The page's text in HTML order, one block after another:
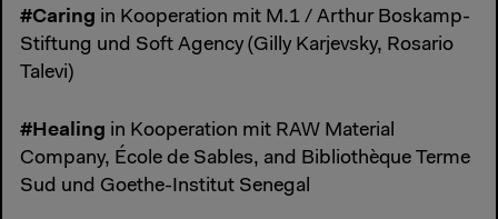
#Caring in Kooperation mit M.1 / Arthur Boskamp-
Stiftung und Soft Agency (Gilly Karjevsky, Rosario
Talevi)
#Healing in Kooperation mit RAW Material
Company, École de Sables, and Bibliothèque Terme
Sud und Goethe-Institut Senegal